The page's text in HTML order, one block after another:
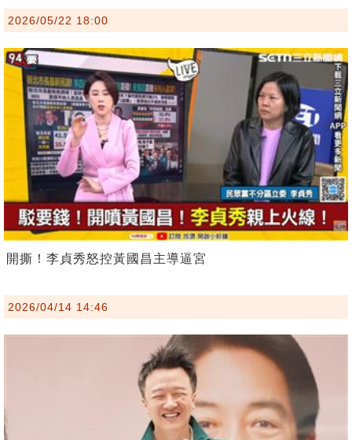
2026/05/22 18:00
開撕！李貞秀怒控黃國昌主導逼宮
2026/04/14 14:46